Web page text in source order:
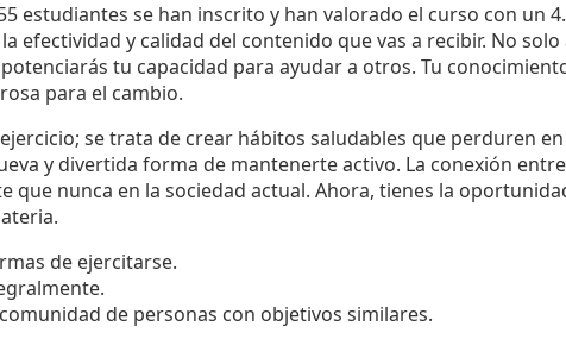
estudiantes se han inscrito y han valorado el curso con un
efectividad y calidad del contenido que vas a recibir. No
tu capacidad para ayudar a otros. Tu
para el cambio.
se trata de crear hábitos saludables que perduren
y divertida forma de mantenerte activo. La conexión
que nunca en la sociedad actual. Ahora, tienes la
de ejercitarse.
de personas con objetivos similares.